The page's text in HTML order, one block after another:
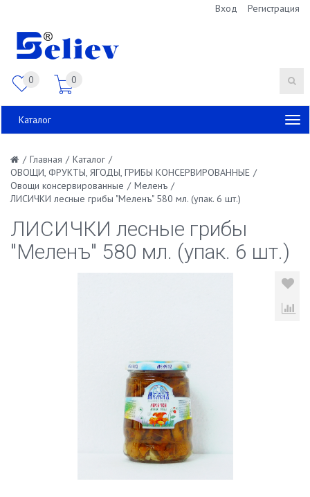
Вход Регистрация
0 0
Каталог
/ Главная / Каталог /
ОВОЩИ, ФРУКТЫ, ЯГОДЫ, ГРИБЫ КОНСЕРВИРОВАННЫЕ /
Овощи консервированные / Меленъ /
ЛИСИЧКИ лесные грибы "Меленъ" 580 мл. (упак. 6 шт.)
ЛИСИЧКИ лесные грибы
"Меленъ" 580 мл. (упак. 6 шт.)